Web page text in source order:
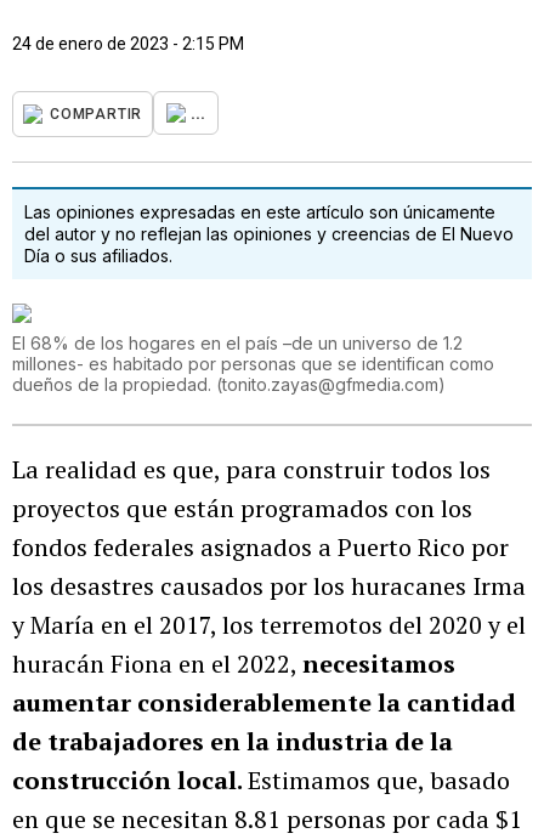
24 de enero de 2023 - 2:15 PM
COMPARTIR ...
Las opiniones expresadas en este artículo son únicamente
del autor y no reflejan las opiniones y creencias de El Nuevo
Día o sus afiliados.
El 68% de los hogares en el país –de un universo de 1.2
millones- es habitado por personas que se identifican como
dueños de la propiedad. (tonito.zayas@gfmedia.com)
La realidad es que, para construir todos los
proyectos que están programados con los
fondos federales asignados a Puerto Rico por
los desastres causados por los huracanes Irma
y María en el 2017, los terremotos del 2020 y el
huracán Fiona en el 2022, necesitamos
aumentar considerablemente la cantidad
de trabajadores en la industria de la
construcción local.Estimamos que, basado
en que se necesitan 8.81 personas por cada $1